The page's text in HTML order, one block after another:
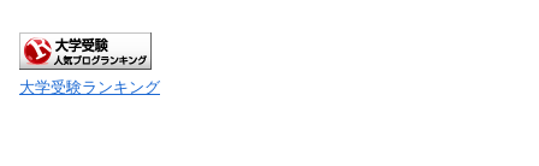
大学受験ランキング